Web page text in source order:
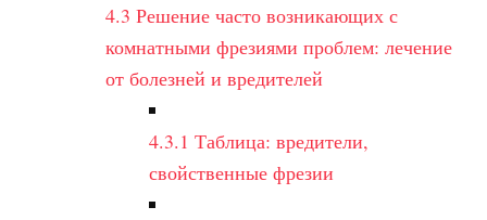
4.3 Решение часто возникающих с
комнатными фрезиями проблем: лечение
от болезней и вредителей
4.3.1 Таблица: вредители,
свойственные фрезии